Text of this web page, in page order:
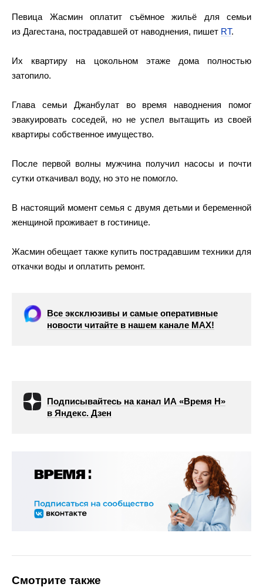
Певица Жасмин оплатит съёмное жильё для семьи
из Дагестана, пострадавшей от наводнения, пишет RT.
Их квартиру на цокольном этаже дома полностью
затопило.
Глава семьи Джанбулат во время наводнения помог
эвакуировать соседей, но не успел вытащить из своей
квартиры собственное имущество.
После первой волны мужчина получил насосы и почти
сутки откачивал воду, но это не помогло.
В настоящий момент семья с двумя детьми и беременной
женщиной проживает в гостинице.
Жасмин обещает также купить пострадавшим техники для
откачки воды и оплатить ремонт.
Все эксклюзивы и самые оперативные
новости читайте в нашем канале МАХ!
Подписывайтесь на канал ИА «Время Н»
в Яндекс. Дзен
Смотрите также